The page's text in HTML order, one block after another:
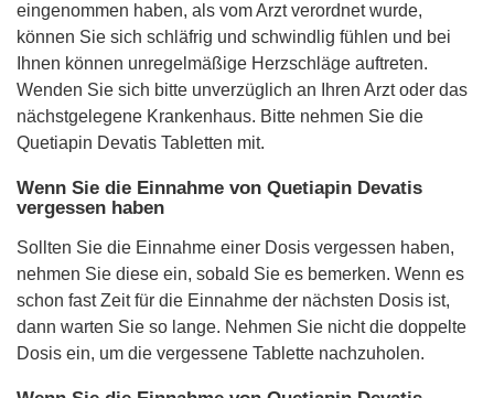
eingenommen haben, als vom Arzt verordnet wurde,
können Sie sich schläfrig und schwindlig fühlen und bei
Ihnen können unregelmäßige Herzschläge auftreten.
Wenden Sie sich bitte unverzüglich an Ihren Arzt oder das
nächstgelegene Krankenhaus. Bitte nehmen Sie die
Quetiapin Devatis Tabletten mit.
Wenn Sie die Einnahme von Quetiapin Devatis
vergessen haben
Sollten Sie die Einnahme einer Dosis vergessen haben,
nehmen Sie diese ein, sobald Sie es bemerken. Wenn es
schon fast Zeit für die Einnahme der nächsten Dosis ist,
dann warten Sie so lange. Nehmen Sie nicht die doppelte
Dosis ein, um die vergessene Tablette nachzuholen.